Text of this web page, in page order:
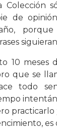
de
siguieran
10 meses
que se
todo